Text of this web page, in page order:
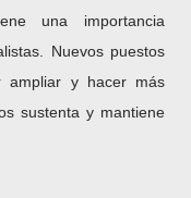
una importancia
Nuevos puestos
ampliar y hacer más
sustenta y mantiene